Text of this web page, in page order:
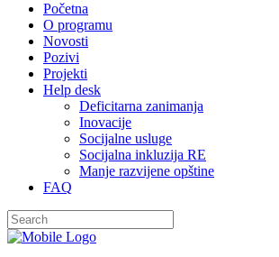
Početna
O programu
Novosti
Pozivi
Projekti
Help desk
Deficitarna zanimanja
Inovacije
Socijalne usluge
Socijalna inkluzija RE
Manje razvijene opštine
FAQ